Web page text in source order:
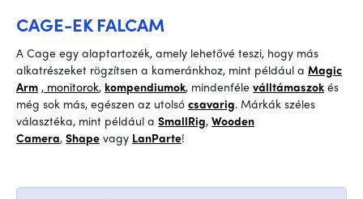
CAGE-EK FALCAM
A Cage egy alaptartozék, amely lehetővé teszi, hogy más
alkatrészeket rögzítsen a kameránkhoz, mint például a Magic
Arm , monitorok, kompendiumok, mindenféle válltámaszok és
még sok más, egészen az utolsó csavarig. Márkák széles
választéka, mint például a SmallRig, Wooden
Camera, Shape vagy LanParte!